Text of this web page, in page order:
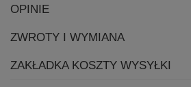
OPINIE
ZWROTY I WYMIANA
ZAKŁADKA KOSZTY WYSYŁKI